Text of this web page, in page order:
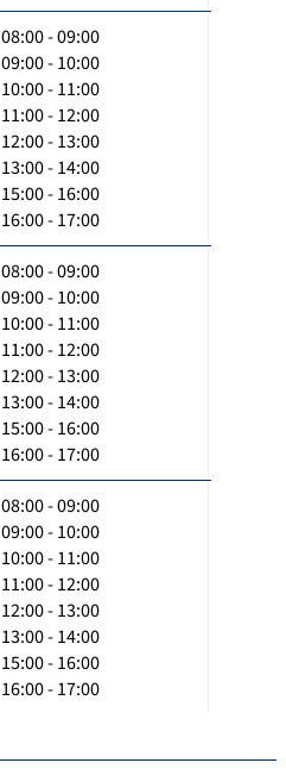
08:00 - 09:00
09:00 - 10:00
10:00 - 11:00
11:00 - 12:00
12:00 - 13:00
13:00 - 14:00
15:00 - 16:00
16:00 - 17:00
08:00 - 09:00
09:00 - 10:00
10:00 - 11:00
11:00 - 12:00
12:00 - 13:00
13:00 - 14:00
15:00 - 16:00
16:00 - 17:00
08:00 - 09:00
09:00 - 10:00
10:00 - 11:00
11:00 - 12:00
12:00 - 13:00
13:00 - 14:00
15:00 - 16:00
16:00 - 17:00